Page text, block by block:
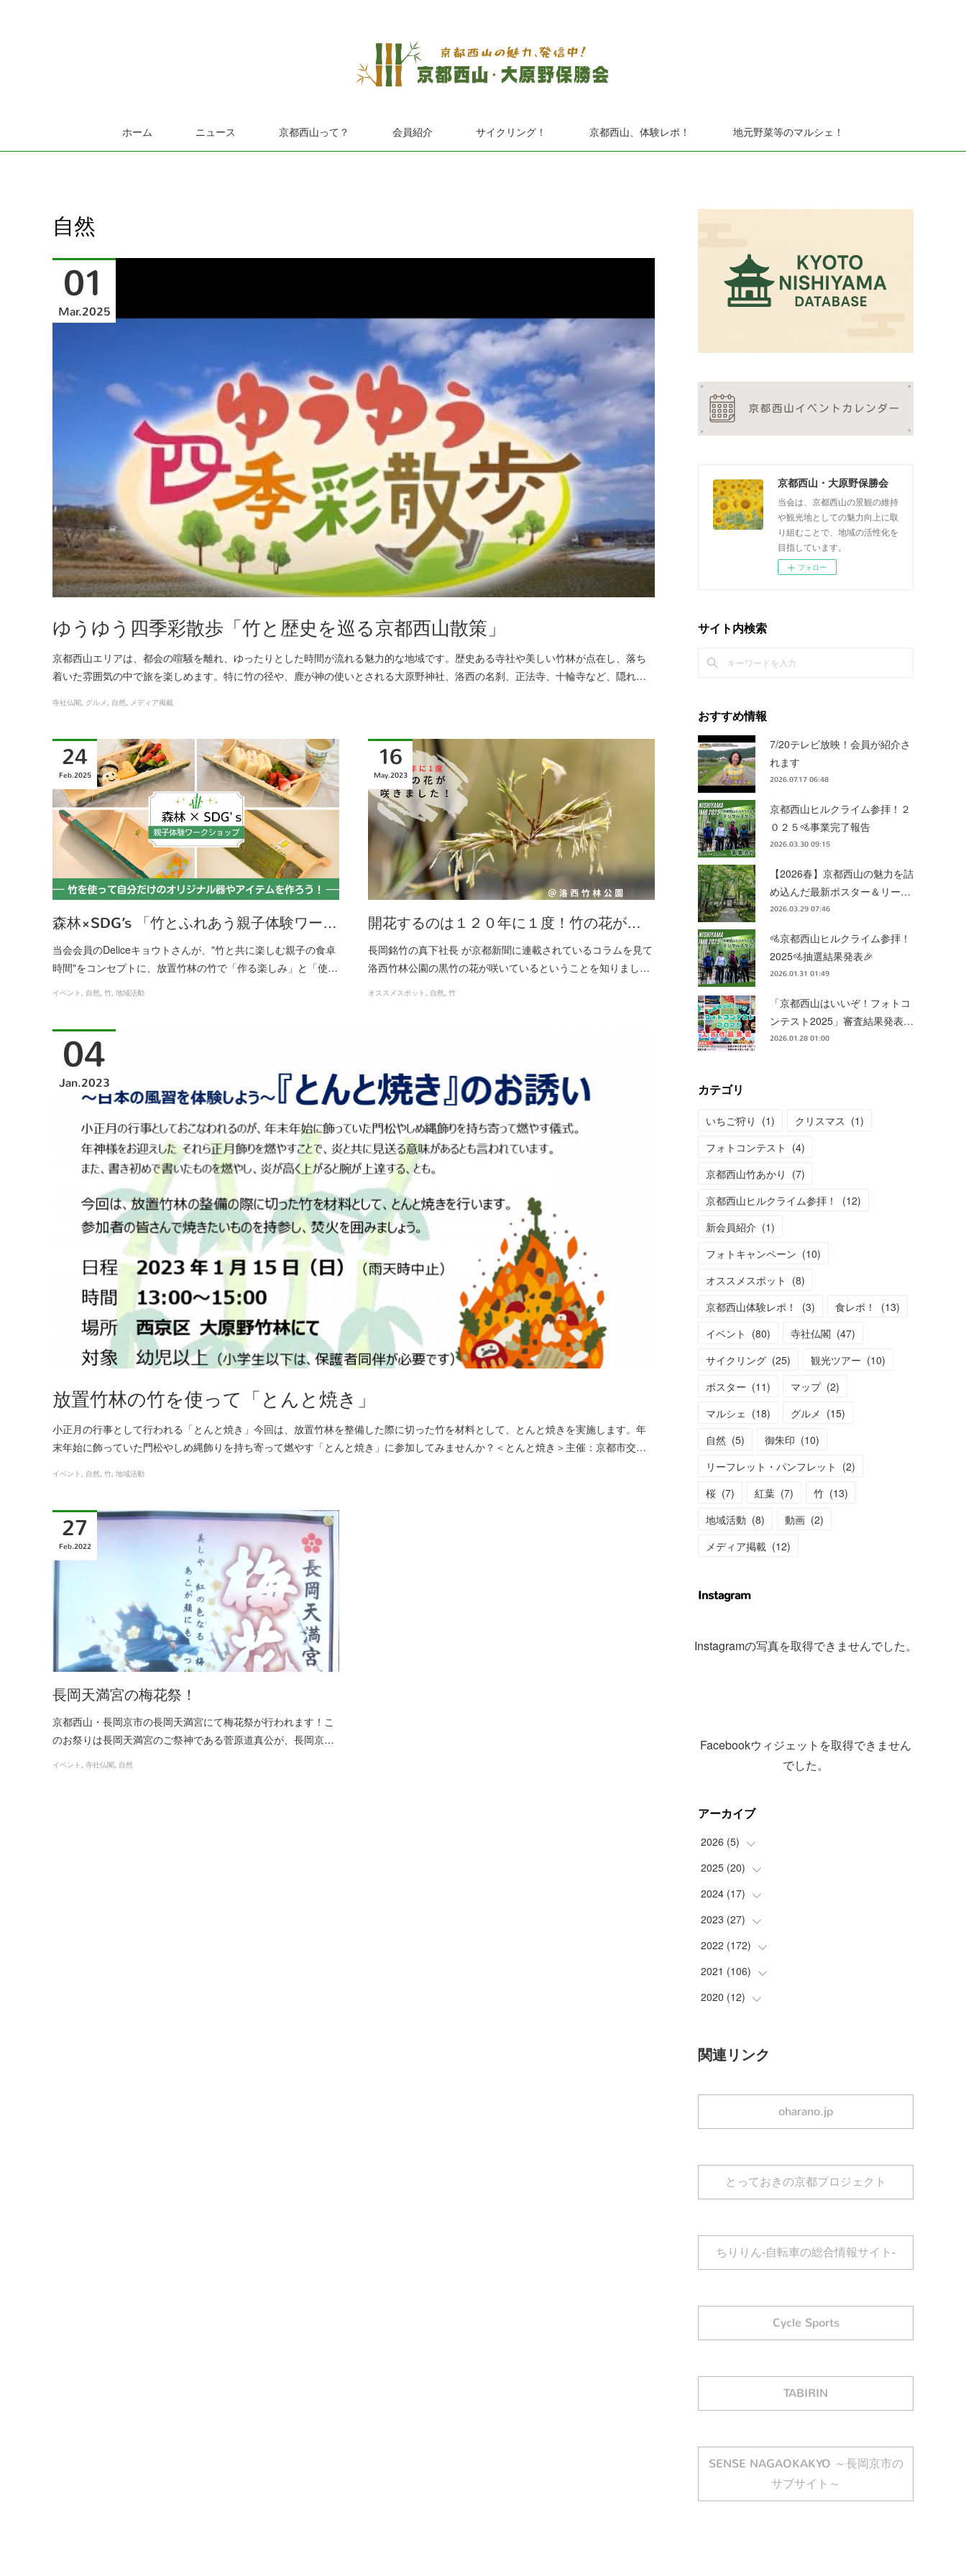
ホーム ニュース 京都西山って？ 会員紹介 サイクリング！ 京都西山、体験レポ！ 地元野菜等のマルシェ！
自然
ゆうゆう四季彩散歩「竹と歴史を巡る京都西山散策」
京都西山エリアは、都会の喧騒を離れ、ゆったりとした時間が流れる魅力的な地域です。歴史ある寺社や美しい竹林が点在し、落ち
着いた雰囲気の中で旅を楽しめます。特に竹の径や、鹿が神の使いとされる大原野神社、洛西の名刹、正法寺、十輪寺など、隠れ…
01
Mar 2025
寺社仏閣 グルメ 自然 メディア掲載
森林×SDG’s 「竹とふれあう親子体験ワー…
当会会員のDeliceキョウトさんが、"竹と共に楽しむ親子の食卓
時間"をコンセプトに、放置竹林の竹で「作る楽しみ」と「使…
24
Feb 2025
イベント 自然 竹 地域活動
開花するのは１２０年に１度！竹の花が…
長岡銘竹の真下社長 が京都新聞に連載されているコラムを見て
洛西竹林公園の黒竹の花が咲いているということを知りまし…
16
May 2023
オススメスポット 自然 竹
放置竹林の竹を使って「とんと焼き」
小正月の行事として行われる「とんと焼き」今回は、放置竹林を整備した際に切った竹を材料として、とんと焼きを実施します。年
末年始に飾っていた門松やしめ縄飾りを持ち寄って燃やす「とんと焼き」に参加してみませんか？＜とんと焼き＞主催：京都市交…
04
Jan 2023
イベント 自然 竹 地域活動
長岡天満宮の梅花祭！
京都西山・長岡京市の長岡天満宮にて梅花祭が行われます！こ
のお祭りは長岡天満宮のご祭神である菅原道真公が、長岡京…
27
Feb 2022
イベント 寺社仏閣 自然
京都西山・大原野保勝会
当会は、京都西山の景観の維持
や観光地としての魅力向上に取
り組むことで、地域の活性化を
目指しています。
フォロー
サイト内検索
おすすめ情報
7/20テレビ放映！会員が紹介さ
れます
2026.07.17 06:48
京都西山ヒルクライム参拝！２
０２５🚵事業完了報告
2026.03.30 09:15
【2026春】京都西山の魅力を詰
め込んだ最新ポスター＆リー…
2026.03.29 07:46
🚵京都西山ヒルクライム参拝！
2025🚵抽選結果発表🎉
2026.01.31 01:49
「京都西山はいいぞ！フォトコ
ンテスト2025」審査結果発表…
2026.01.28 01:00
カテゴリ
いちご狩り (1) クリスマス (1)
フォトコンテスト (4)
京都西山竹あかり (7)
京都西山ヒルクライム参拝！
(12)
新会員紹介 (1)
フォトキャンペーン (10)
オススメスポット (8)
京都西山体験レポ！
(3) 食レポ！ (13)
イベント (80) 寺社仏閣 (47)
サイクリング (25) 観光ツアー (10)
ポスター (11) マップ (2)
マルシェ (18) グルメ (15)
自然 (5) 御朱印 (10)
リーフレット・パンフレット (2)
桜 (7) 紅葉 (7) 竹 (13)
地域活動 (8) 動画 (2)
メディア掲載 (12)
Instagram
Instagramの写真を取得できませんでした。
Facebookウィジェットを取得できません
でした。
アーカイブ
2026 (5)
(1)
(2)
(2)
2025 (20)
(1)
(2)
(3)
(1)
(1)
(5)
2024 (17)
(2)
(3)
(2)
(1)
(1
(1)
2023 (27)
(2)
(2)
(1)
(1 )
(4)
(4)
2022 (172)
(5)
(9)
(12
(7)
(27)
( 20
2021 (106)
(22
(21
(2)
(5)
( 2)
2020 (12)
(10
関連リンク
oharano.jp
とっておきの京都プロジェクト
ちりりん-自転車の総合情報サイト-
Cycle Sports
TABIRIN
SENSE NAGAOKAKYO ～長岡京市の
サブサイト～